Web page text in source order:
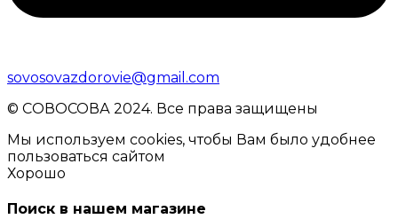
sovosovazdorovie@gmail.com
© CОВОСОВА 2024. Все права защищены
Мы используем cookies, чтобы Вам было удобнее
пользоваться сайтом
Хорошо
Поиск в нашем магазине